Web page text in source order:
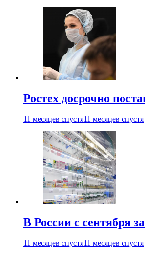
Ростех досрочно
11 месяцев спустя11 месяцев спустя
В России с сентября
11 месяцев спустя11 месяцев спустя